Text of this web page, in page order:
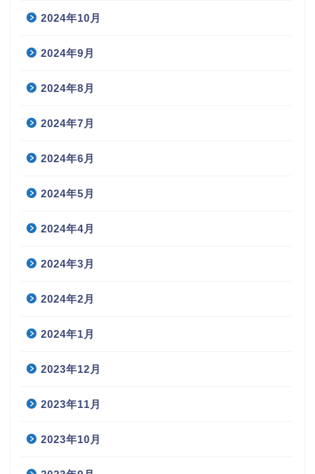
2024年10月
2024年9月
2024年8月
2024年7月
2024年6月
2024年5月
2024年4月
2024年3月
2024年2月
2024年1月
2023年12月
2023年11月
2023年10月